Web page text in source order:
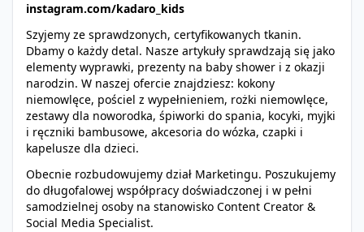
instagram.com/kadaro_kids
Szyjemy ze sprawdzonych, certyfikowanych tkanin.
Dbamy o każdy detal. Nasze artykuły sprawdzają się jako
elementy wyprawki, prezenty na baby shower i z okazji
narodzin. W naszej ofercie znajdziesz: kokony
niemowlęce, pościel z wypełnieniem, rożki niemowlęce,
zestawy dla noworodka, śpiworki do spania, kocyki, myjki
i ręczniki bambusowe, akcesoria do wózka, czapki i
kapelusze dla dzieci.
Obecnie rozbudowujemy dział Marketingu. Poszukujemy
do długofalowej współpracy doświadczonej i w pełni
samodzielnej osoby na stanowisko Content Creator &
Social Media Specialist.